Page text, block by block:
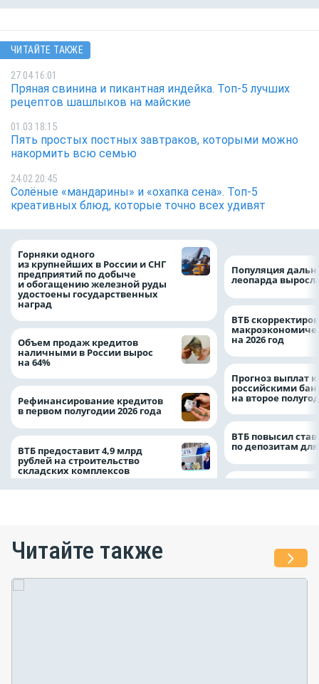
ЧИТАЙТЕ ТАКЖЕ
27.04 16:01
Пряная свинина и пикантная индейка. Топ-5 лучших
рецептов шашлыков на майские
01.03 18:15
Пять простых постных завтраков, которыми можно
накормить всю семью
24.02 20:45
Солёные «мандарины» и «охапка сена». Топ-5
креативных блюд, которые точно всех удивят
Горняки одного
из крупнейших в России и СНГ
предприятий по добыче
и обогащению железной руды
удостоены государственных
наград
Объем продаж кредитов
наличными в России вырос
на 64%
Рефинансирование кредитов
в первом полугодии 2026 года
ВТБ предоставит 4,9 млрд
рублей на строительство
складских комплексов
Популяция
леопарда
ВТБ
на 2026 год
Прогноз выплат
российскими
на второе
ВТБ повысил
по депозитам
Читайте также